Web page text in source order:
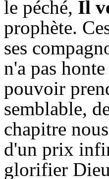
le péché, Il
prophète.
ses
n'a pas
pouvoir
semblable,
chapitre
d'un prix
glorifier